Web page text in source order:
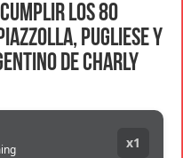
los 80
Pugliese y
de Charly
x1